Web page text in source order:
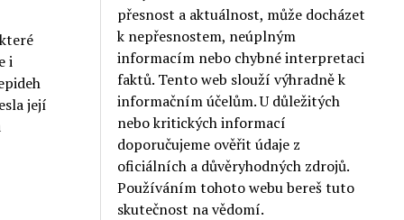
i
její
přesnost a aktuálnost, může docházet
k nepřesnostem, neúplným
informacím nebo chybné interpretaci
faktů. Tento web slouží výhradně k
informačním účelům. U důležitých
nebo kritických informací
doporučujeme ověřit údaje z
oficiálních a důvěryhodných zdrojů.
Používáním tohoto webu bereš tuto
skutečnost na vědomí.